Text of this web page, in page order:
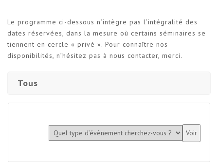
Le programme ci-dessous n’intègre pas l’intégralité des
dates réservées, dans la mesure où certains séminaires se
tiennent en cercle « privé ». Pour connaître nos
disponibilités, n’hésitez pas à nous contacter, merci.
Tous